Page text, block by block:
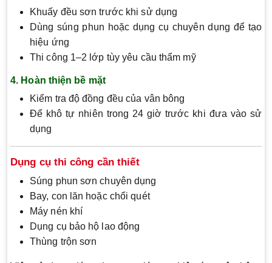
Khuấy đều sơn trước khi sử dụng
Dùng súng phun hoặc dụng cụ chuyên dụng để tạo
hiệu ứng
Thi công 1–2 lớp tùy yêu cầu thẩm mỹ
4. Hoàn thiện bề mặt
Kiểm tra độ đồng đều của vân bông
Để khô tự nhiên trong 24 giờ trước khi đưa vào sử
dụng
Dụng cụ thi công cần thiết
Súng phun sơn chuyên dụng
Bay, con lăn hoặc chổi quét
Máy nén khí
Dụng cụ bảo hộ lao động
Thùng trộn sơn